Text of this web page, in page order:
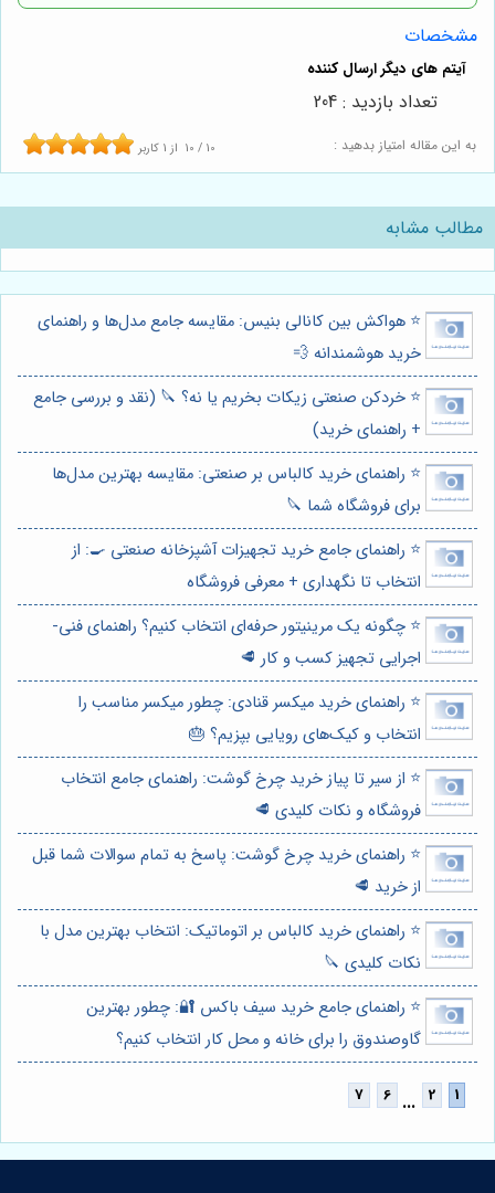
مشخصات
به این مقاله امتیاز بدهید : 10 / 10 از 1 کاربر
تعداد بازدید : 204
مطالب مشابه
⭐️ هواکش بین کانالی بنیس: مقایسه جامع مدل‌ها و راهنمای
خرید هوشمندانه 💨
⭐️ خردکن صنعتی زیکات بخریم یا نه؟ 🔪 (نقد و بررسی جامع
+ راهنمای خرید)
⭐️ راهنمای خرید کالباس بر صنعتی: مقایسه بهترین مدل‌ها
برای فروشگاه شما 🔪
⭐️ راهنمای جامع خرید تجهیزات آشپزخانه صنعتی 🍳: از
انتخاب تا نگهداری + معرفی فروشگاه
⭐️ چگونه یک مرینیتور حرفه‌ای انتخاب کنیم؟ راهنمای فنی-
اجرایی تجهیز کسب و کار 🥩
⭐️ راهنمای خرید میکسر قنادی: چطور میکسر مناسب را
انتخاب و کیک‌های رویایی بپزیم؟ 🎂
⭐️ از سیر تا پیاز خرید چرخ گوشت: راهنمای جامع انتخاب
فروشگاه و نکات کلیدی 🥩
⭐️ راهنمای خرید چرخ گوشت: پاسخ به تمام سوالات شما قبل
از خرید 🥩
⭐️ راهنمای خرید کالباس بر اتوماتیک: انتخاب بهترین مدل با
نکات کلیدی 🔪
⭐️ راهنمای جامع خرید سیف باکس 🔐: چطور بهترین
گاوصندوق را برای خانه و محل کار انتخاب کنیم؟
...